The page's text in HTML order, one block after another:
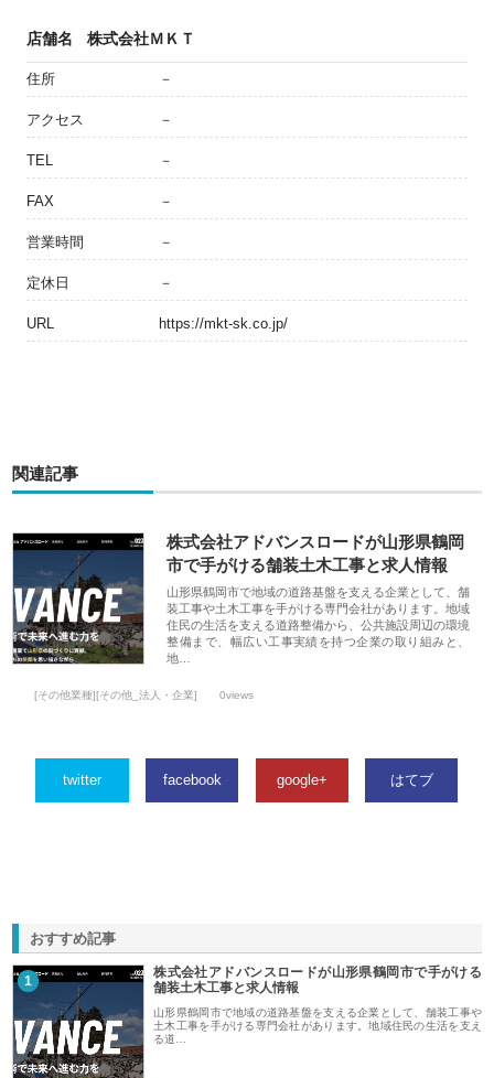
店舗名 株式会社ＭＫＴ
住所 －
アクセス －
TEL －
FAX －
営業時間 －
定休日 －
URL https://mkt-sk.co.jp/
関連記事
株式会社アドバンスロードが山形県鶴岡
市で手がける舗装土木工事と求人情報
山形県鶴岡市で地域の道路基盤を支える企業として、舗
装工事や土木工事を手がける専門会社があります。地域
住民の生活を支える道路整備から、公共施設周辺の環境
整備まで、幅広い工事実績を持つ企業の取り組みと、
地…
[その他業種][その他_法人・企業] 0views
twitter facebook google+ はてブ
おすすめ記事
1
株式会社アドバンスロードが山形県鶴岡市で手がける
舗装土木工事と求人情報
山形県鶴岡市で地域の道路基盤を支える企業として、舗装工事や
土木工事を手がける専門会社があります。地域住民の生活を支え
る道…